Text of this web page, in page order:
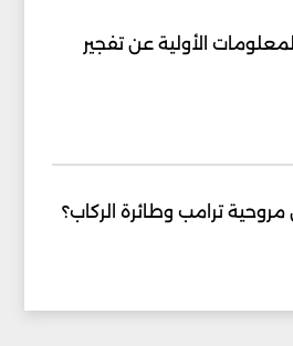
الأولية عن تفجير
ترامب وطائرة الركاب؟